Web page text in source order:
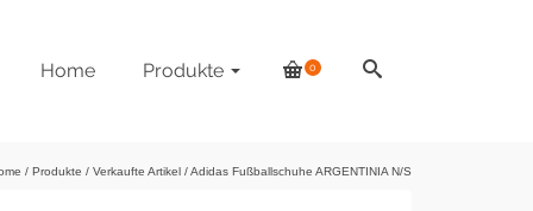
Home Produkte 0
/ Produkte / Verkaufte Artikel /Adidas Fußballschuhe ARGENTINIA N/S